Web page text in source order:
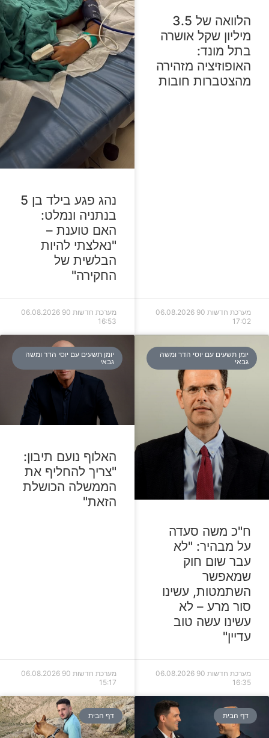
הלוואה של 3.5
מיליון שקל אושרה
בתל מונד:
האופוזיציה מזהירה
מהצטברות חובות
מערכת חדשות 90
06.08.2026
17:02
נהג פגע בילד בן 5
בנתניה ונמלט:
האם טוענת –
"נאלצתי להיות
הבלשית של
החקירה"
מערכת חדשות 90
06.08.2026
16:53
יומן תשעים עם יוסי הדר ומשה
גבאי
ח"כ משה סעדה
על מבהיר: "לא
עבר שום חוק
שמאפשר
השתמטות, עשינו
סור מרע – לא
עשינו עשה טוב
עדיין"
מערכת חדשות 90
06.08.2026
16:35
יומן תשעים עם יוסי הדר ומשה
גבאי
האלוף נועם תיבון:
"צריך להחליף את
הממשלה הכושלת
הזאת"
מערכת חדשות 90
06.08.2026
15:17
דף הבית דף הבית